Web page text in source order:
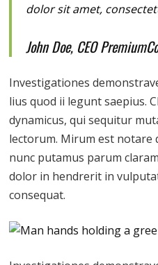
dolor sit amet,
John Doe, CEO
Investigationes
lius quod ii legunt saepius.
dynamicus, qui sequitur
lectorum. Mirum est notare
nunc putamus parum
dolor in hendrerit in
consequat.